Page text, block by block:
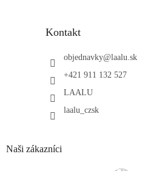
Kontakt
objednavky@laalu.sk
+421 911 132 527
LAALU
laalu_czsk
Naši zákazníci